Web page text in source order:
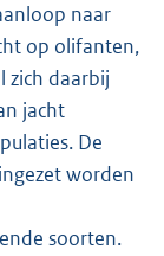
naar
op olifanten,
zich daarbij
jacht
De
worden
soorten.